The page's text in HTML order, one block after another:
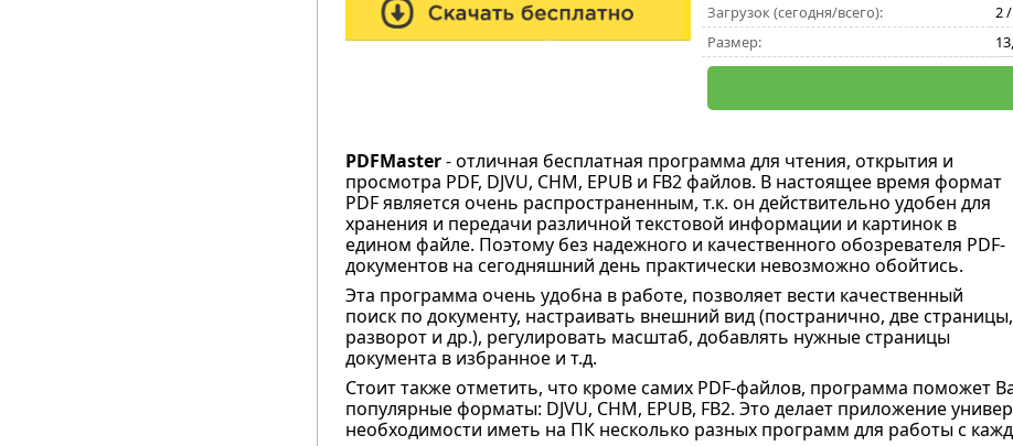
Загрузок (сегодня/всего):
2
Размер:
PDFMaster- отличная бесплатная программа для чтения, открытия и
просмотра PDF, DJVU, CHM, EPUB и FB2 файлов. В настоящее время формат
PDF является очень распространенным, т.к. он действительно удобен для
хранения и передачи различной текстовой информации и картинок в
едином файле. Поэтому без надежного и качественного обозревателя PDF-
документов на сегодняшний день практически невозможно обойтись.
Эта программа очень удобна в работе, позволяет вести качественный
поиск по документу, настраивать внешний вид (постранично, две страницы,
разворот и др.), регулировать масштаб, добавлять нужные страницы
документа в избранное и т.д.
Стоит также отметить, что кроме самих PDF-файлов, программа поможет
популярные форматы: DJVU, CHM, EPUB, FB2. Это делает приложение
необходимости иметь на ПК несколько разных программ для работы с